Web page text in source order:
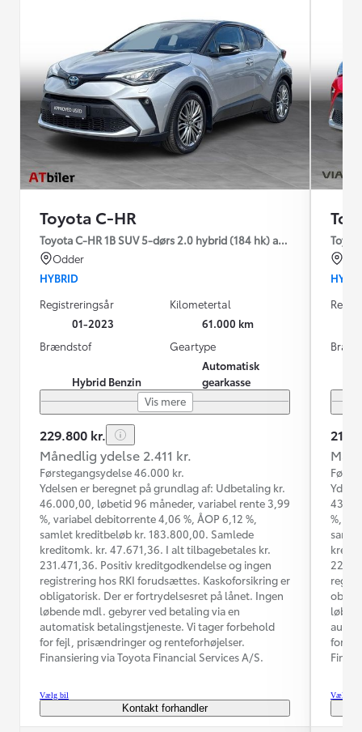
Toyota C-HR
Toyota C-HR 1B SUV 5-dørs 2.0 hybrid (184 hk) aut. gear C-HIC
Odder
HYBRID
Registreringsår
01-2023
Kilometertal
61.000 km
Brændstof
Hybrid Benzin
Geartype
Automatisk
gearkasse
Vis mere
229.800 kr.
Månedlig ydelse 2.411 kr.
Førstegangsydelse 46.000 kr.
Ydelsen er beregnet på grundlag af: Udbetaling kr.
46.000,00, løbetid 96 måneder, variabel rente 3,99
%, variabel debitorrente 4,06 %, ÅOP 6,12 %,
samlet kreditbeløb kr. 183.800,00. Samlede
kreditomk. kr. 47.671,36. I alt tilbagebetales kr.
231.471,36. Positiv kreditgodkendelse og ingen
registrering hos RKI forudsættes. Kaskoforsikring er
obligatorisk. Der er fortrydelsesret på lånet. Ingen
løbende mdl. gebyrer ved betaling via en
automatisk betalingstjeneste. Vi tager forbehold
for fejl, prisændringer og renteforhøjelser.
Finansiering via Toyota Financial Services A/S.
Vælg bil
Kontakt forhandler
%,
for
Vælg bil